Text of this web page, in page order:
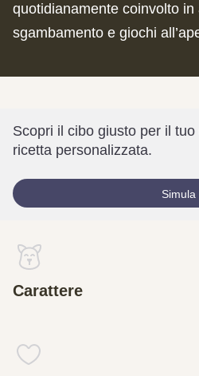
quotidianamente coinvolto in
sgambamento e giochi
Scopri il cibo giusto per il
ricetta personalizzata.
Simula
Carattere